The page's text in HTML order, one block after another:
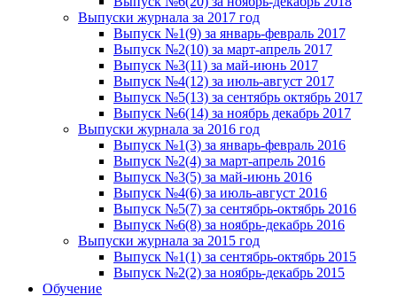
Выпуски журнала за 2017 год
Выпуск №1(9) за январь-февраль 2017
Выпуск №2(10) за март-апрель 2017
Выпуск №3(11) за май-июнь 2017
Выпуск №4(12) за июль-август 2017
Выпуск №5(13) за сентябрь октябрь 2017
Выпуск №6(14) за ноябрь декабрь 2017
Выпуски журнала за 2016 год
Выпуск №1(3) за январь-февраль 2016
Выпуск №2(4) за март-апрель 2016
Выпуск №3(5) за май-июнь 2016
Выпуск №4(6) за июль-август 2016
Выпуск №5(7) за сентябрь-октябрь 2016
Выпуск №6(8) за ноябрь-декабрь 2016
Выпуски журнала за 2015 год
Выпуск №1(1) за сентябрь-октябрь 2015
Выпуск №2(2) за ноябрь-декабрь 2015
Обучение